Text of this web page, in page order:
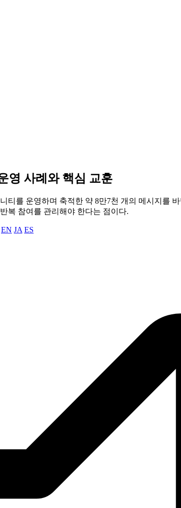
영 사례와 핵심 교훈
티를 운영하며 축적한 약 8만7천 개의 메시지를
복 참여를 관리해야 한다는 점이다.
EN JA ES